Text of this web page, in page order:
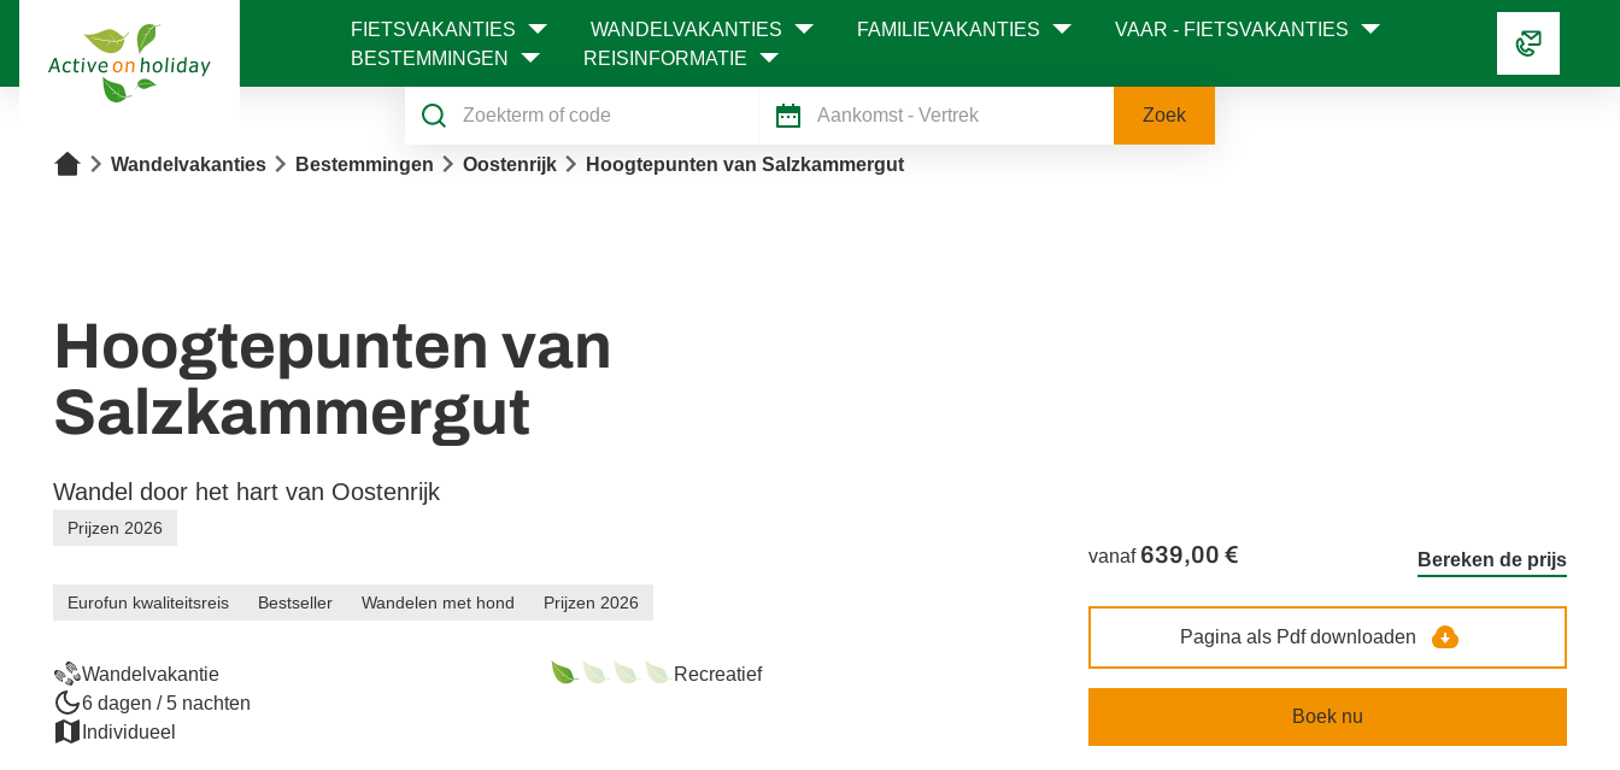
FIETSVAKANTIES WANDELVAKANTIES FAMILIEVAKANTIES
VAAR - FIETSVAKANTIES
BESTEMMINGEN
REISINFORMATIE
Aankomst - Vertrek Zoek
Home Wandelvakanties Bestemmingen Oostenrijk Hoogtepunten van Salzkammergut
Hoogtepunten van
Salzkammergut
Wandel door het hart van Oostenrijk
Prijzen 2026
Wandelvakantie
6 dagen / 5 nachten
Individueel
Eurofun kwaliteitsreis Bestseller Wandelen met hond Prijzen 2026
Recreatief
vanaf 639,00 € Bereken de prijs
Pagina als Pdf downloaden
Boek nu